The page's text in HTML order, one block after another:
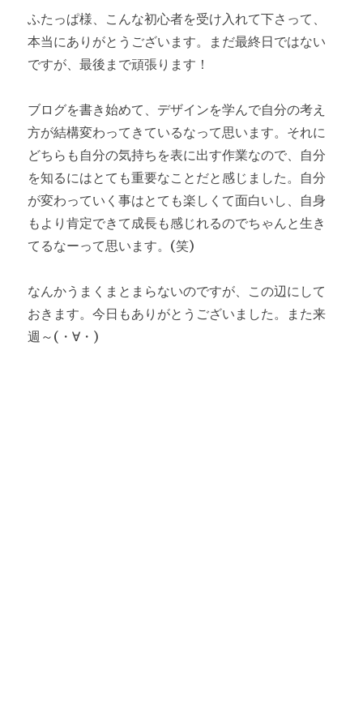
ふたっぱ様、こんな初心者を受け入れて下さって、
本当にありがとうございます。まだ最終日ではない
ですが、最後まで頑張ります！
ブログを書き始めて、デザインを学んで自分の考え
方が結構変わってきているなって思います。それに
どちらも自分の気持ちを表に出す作業なので、自分
を知るにはとても重要なことだと感じました。自分
が変わっていく事はとても楽しくて面白いし、自身
もより肯定できて成長も感じれるのでちゃんと生き
てるなーって思います。(笑)
なんかうまくまとまらないのですが、この辺にして
おきます。今日もありがとうございました。また来
週～(・∀・)